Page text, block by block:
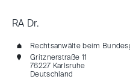
RA Dr.
Rechtsanwälte beim
Gritznerstraße 11
76227 Karlsruhe
Deutschland